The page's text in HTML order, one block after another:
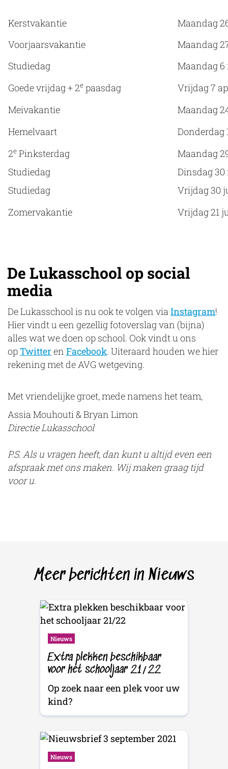
Kerstvakantie
Maandag
Voorjaarsvakantie
Maandag
Studiedag
Maandag
Goede vrijdag + 2e paasdag
Vrijdag 7
Meivakantie
Maandag
Hemelvaart
Donderdag
2e Pinksterdag
Studiedag
Studiedag
Maandag
Dinsdag 30
Vrijdag 30
Zomervakantie
Vrijdag 21
De Lukasschool op social
media
De Lukasschool is nu ook te volgen viaInstagram!
Hier vindt u een gezellig fotoverslag van (bijna)
alles wat we doen op school. Ook vindt u ons
opTwitter en Facebook. Uiteraard houden we hier
rekening met de AVG wetgeving.
Met vriendelijke groet, mede namens het team,
Assia Mouhouti & Bryan Limon
Directie Lukasschool
P.S. Als u vragen heeft, dan kunt u altijd even een
afspraak met ons maken. Wij maken graag tijd
voor u.
Meer berichten in Nieuws
Nieuws
Extra plekken beschikbaar
voor het schooljaar 21/22
Op zoek naar een plek voor uw
kind?
Nieuws